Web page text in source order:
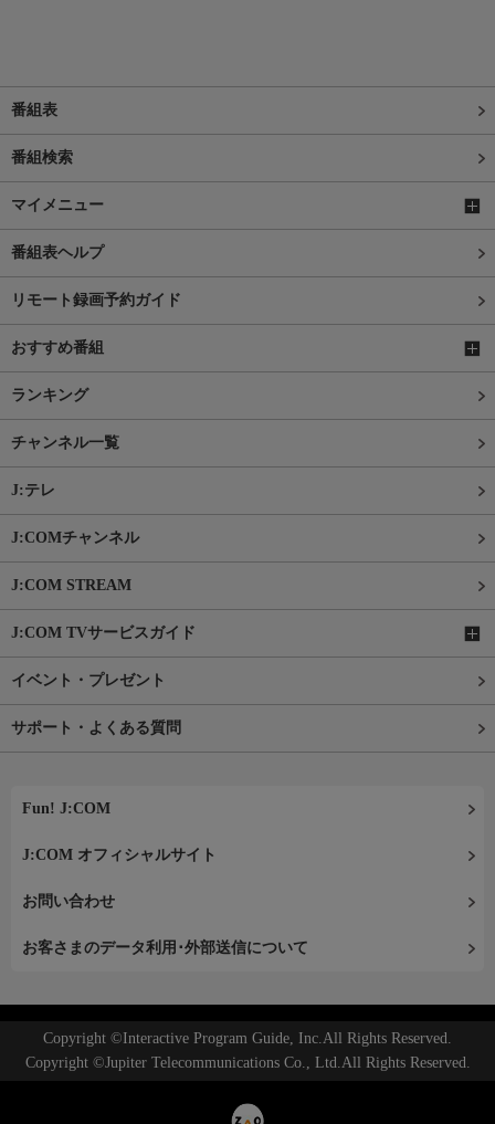
番組表
番組検索
マイメニュー
番組表ヘルプ
リモート録画予約ガイド
おすすめ番組
ランキング
チャンネル一覧
J:テレ
J:COMチャンネル
J:COM STREAM
J:COM TVサービスガイド
イベント・プレゼント
サポート・よくある質問
Fun! J:COM
J:COM オフィシャルサイト
お問い合わせ
お客さまのデータ利用･外部送信について
Copyright ©Interactive Program Guide, Inc.All Rights Reserved.
Copyright ©Jupiter Telecommunications Co., Ltd.All Rights Reserved.